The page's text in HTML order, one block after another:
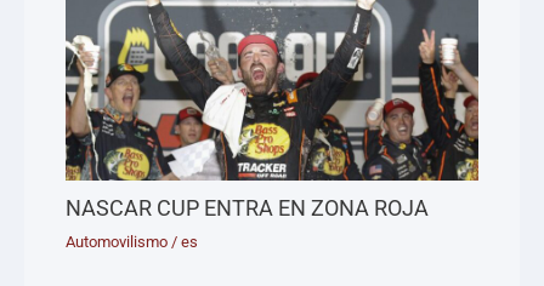
NASCAR CUP ENTRA EN ZONA ROJA
Automovilismo /es